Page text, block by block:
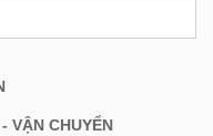
VẬN CHUYỂN